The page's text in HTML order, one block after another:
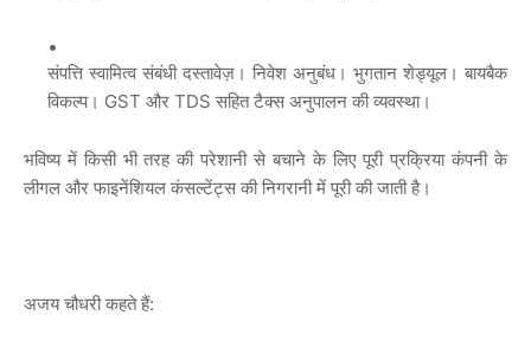
संपत्ति स्वामित्व संबंधी दस्तावेज़। निवेश अनुबंध। भुगतान शेड्यूल। बायबैक
विकल्प। GST और TDS सहित टैक्स अनुपालन की व्यवस्था।
भविष्य में किसी भी तरह की परेशानी से बचाने के लिए पूरी प्रक्रिया कंपनी के
लीगल और फाइनेंशियल कंसल्टेंट्स की निगरानी में पूरी की जाती है।
अजय चौधरी कहते हैं: